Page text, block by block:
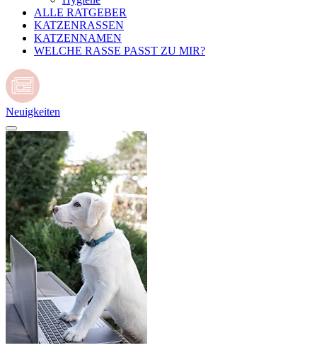
ALLE RATGEBER
KATZENRASSEN
KATZENNAMEN
WELCHE RASSE PASST ZU MIR?
Neuigkeiten